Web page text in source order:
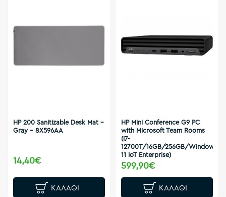
HP 200 Sanitizable Desk Mat -
Gray - 8X596AA
14,40€
ΚΑΛΆΘΙ
HP Mini Conference G9 PC
with Microsoft Team Rooms
(i7-
12700T/16GB/256GB/Windows
11 IoT Enterprise)
599,90€
ΚΑΛΆΘΙ